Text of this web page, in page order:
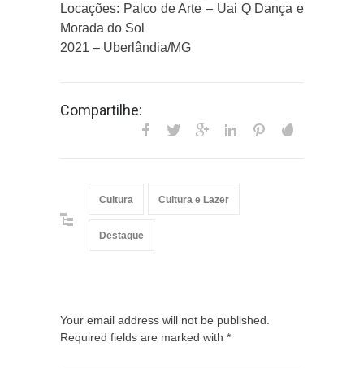
Locações: Palco de Arte – Uai Q Dança e
Morada do Sol
2021 – Uberlândia/MG
Compartilhe:
Cultura Cultura e Lazer
Destaque
Your email address will not be published.
Required fields are marked with *